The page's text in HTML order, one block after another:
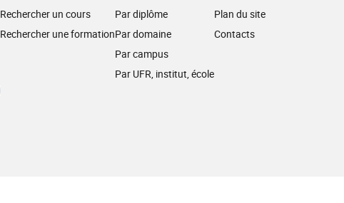
Rechercher un cours
Rechercher une formation
Par diplôme
Par domaine
Par campus
Par UFR, institut, école
Plan du site
Contacts